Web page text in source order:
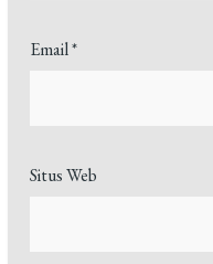
Email*
Situs Web